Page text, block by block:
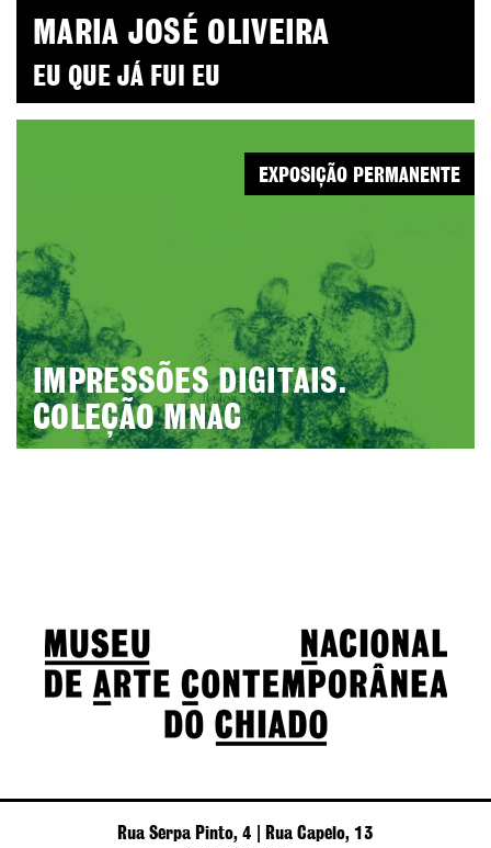
MARIA JOSÉ OLIVEIRA
EU QUE JÁ FUI EU
IMPRESSÕES DIGITAIS.
COLEÇÃO MNAC
EXPOSIÇÃO PERMANENTE
Rua Serpa Pinto, 4 | Rua Capelo, 13